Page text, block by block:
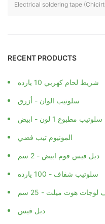
Electrical soldering tape
RECENT PRODUCTS
شريط لحام كهربي 10 يارده
سلوتيب الوان - أزرق
سلوتيب مطبوع 1 لون - ابيض
المونيوم تيب فضي
دبل فيس فوم ابيض - 2 سم
سلوتيب شفاف - 100 يارده
هوت ميلت - 25 سم
دبل فيس